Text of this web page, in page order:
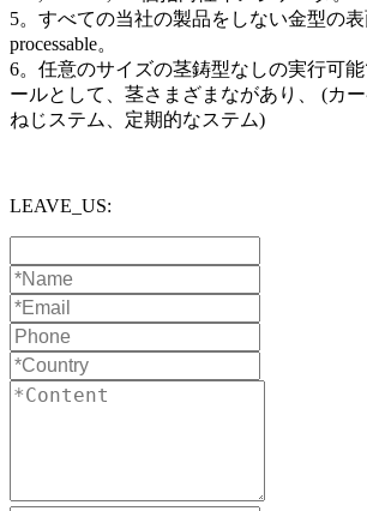
5。すべての当社の製品をしない金型の
processable。
6。任意のサイズの茎鋳型なしの実行可
ールとして、茎さまざまながあり、 (カ
ねじステム、定期的なステム)
LEAVE_US: